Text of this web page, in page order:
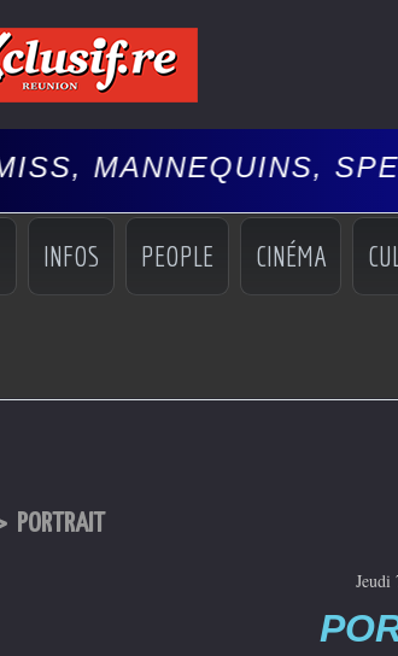
SPECTACLES,
INFOS PEOPLE CINÉMA
PORTRAIT
Jeudi